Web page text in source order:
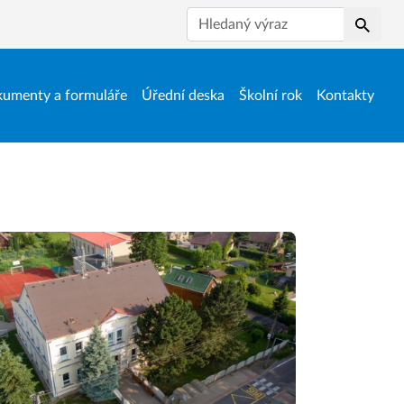
a formuláře Úřední deska Školní rok Kontakty
Hledat